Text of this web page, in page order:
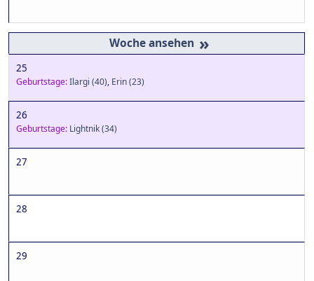
»
25
Geburtstage:Ilargi (40), Erin(23)
26
Geburtstage: Lightnik(34)
27
28
29